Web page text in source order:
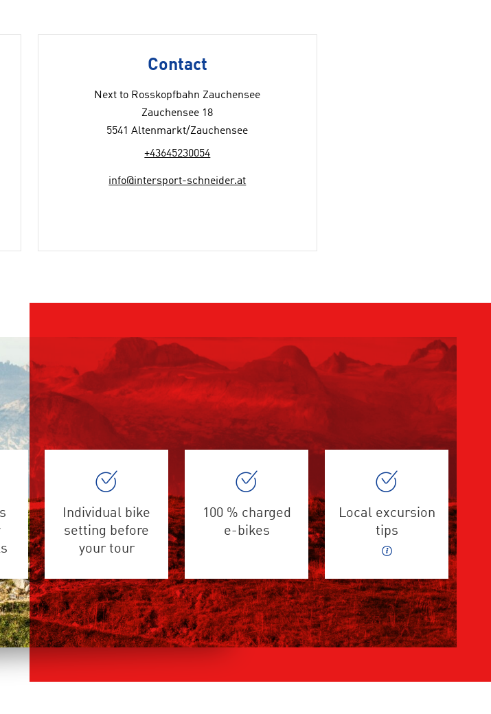
Contact
Next to Rosskopfbahn Zauchensee
Zauchensee 18
5541 Altenmarkt/Zauchensee
+43645230054
info@intersport-schneider.at
Individual bike
setting before
your tour
100 % charged
e-bikes
Local excursion
tips